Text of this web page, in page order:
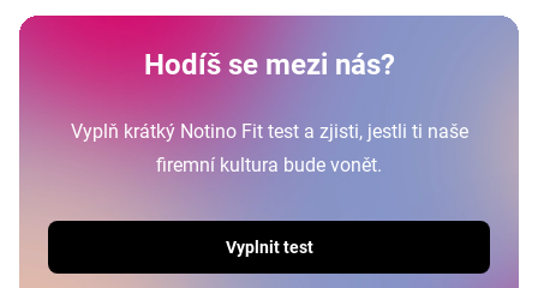
Hodíš se mezi nás?
Vyplň krátký Notino Fit test a zjisti, jestli ti naše
firemní kultura bude vonět.
Vyplnit test